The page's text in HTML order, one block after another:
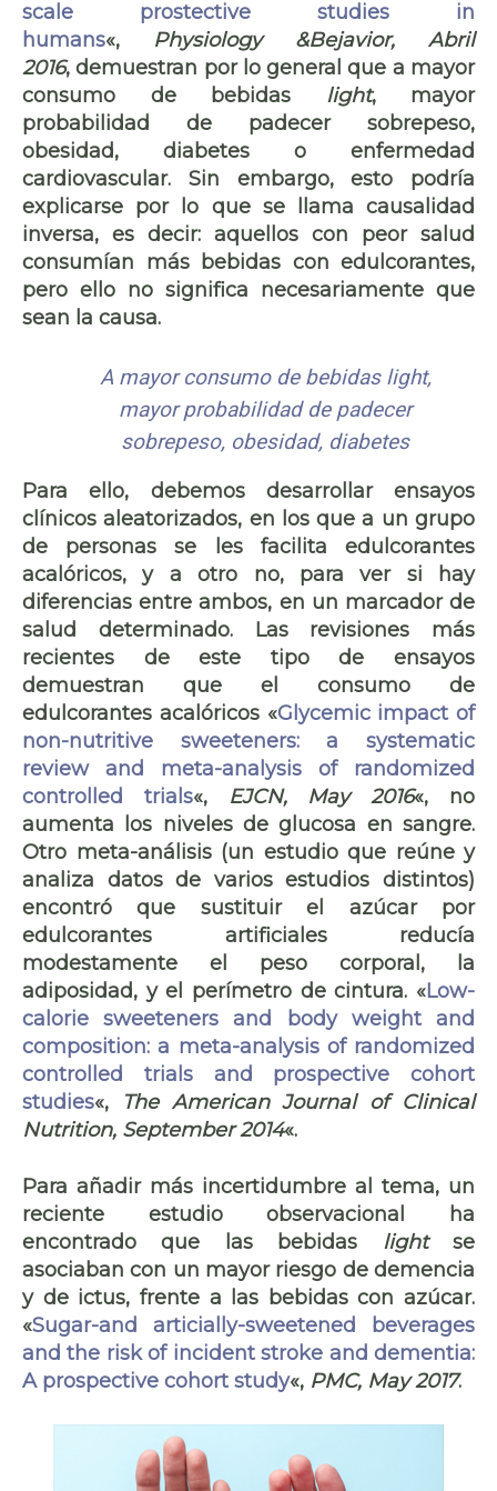
scale prostective studies in
humans«, Physiology &Bejavior, Abril
2016, demuestran por lo general que a mayor
consumo de bebidas light, mayor
probabilidad de padecer sobrepeso,
obesidad, diabetes o enfermedad
cardiovascular. Sin embargo, esto podría
explicarse por lo que se llama causalidad
inversa, es decir: aquellos con peor salud
consumían más bebidas con edulcorantes,
pero ello no significa necesariamente que
sean la causa.
A mayor consumo de bebidas light,
mayor probabilidad de padecer
sobrepeso, obesidad, diabetes
Para ello, debemos desarrollar ensayos
clínicos aleatorizados, en los que a un grupo
de personas se les facilita edulcorantes
acalóricos, y a otro no, para ver si hay
diferencias entre ambos, en un marcador de
salud determinado. Las revisiones más
recientes de este tipo de ensayos
demuestran que el consumo de
edulcorantes acalóricos «Glycemic impact of
non-nutritive sweeteners: a systematic
review and meta-analysis of randomized
controlled trials«, EJCN, May 2016«, no
aumenta los niveles de glucosa en sangre.
Otro meta-análisis (un estudio que reúne y
analiza datos de varios estudios distintos)
encontró que sustituir el azúcar por
edulcorantes artificiales reducía
modestamente el peso corporal, la
adiposidad, y el perímetro de cintura. «Low-
calorie sweeteners and body weight and
composition: a meta-analysis of randomized
controlled trials and prospective cohort
studies«,
The American Journal of Clinical
Nutrition, September 2014«.
Para añadir más incertidumbre al tema, un
reciente estudio observacional ha
encontrado que las bebidas lightse
asociaban con un mayor riesgo de demencia
y de ictus, frente a las bebidas con azúcar.
«Sugar-and articially-sweetened beverages
and the risk of incident stroke and dementia:
A prospective cohort study«, PMC, May 2017.